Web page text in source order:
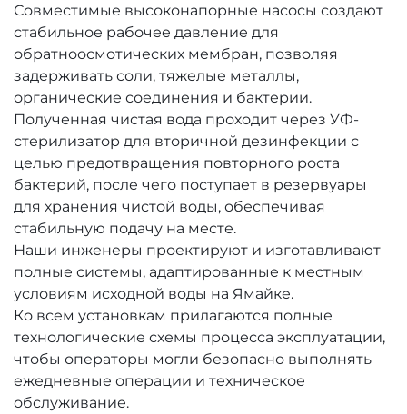
Совместимые высоконапорные насосы создают
стабильное рабочее давление для
обратноосмотических мембран, позволяя
задерживать соли, тяжелые металлы,
органические соединения и бактерии.
Полученная чистая вода проходит через УФ-
стерилизатор для вторичной дезинфекции с
целью предотвращения повторного роста
бактерий, после чего поступает в резервуары
для хранения чистой воды, обеспечивая
стабильную подачу на месте.
Наши инженеры проектируют и изготавливают
полные системы, адаптированные к местным
условиям исходной воды на Ямайке.
Ко всем установкам прилагаются полные
технологические схемы процесса эксплуатации,
чтобы операторы могли безопасно выполнять
ежедневные операции и техническое
обслуживание.